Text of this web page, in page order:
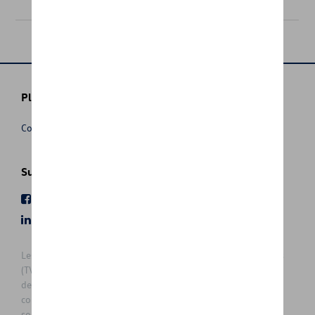
Plus d'informations
Conditions de vente
Suivez nous
Les prix affichés sur le présent site sont des prix recommandés
(TVAc), hors éventuels frais de montage. Pour connaitre le prix
de vente actuel et les éventuels frais de montage, veuillez
contacter votre concessionnaire/agent. Les prix recommandés